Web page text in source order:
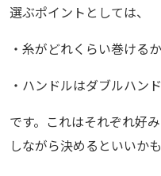
選ぶポイントとしては、
・糸がどれくらい巻けるか
・ハンドルはダブルハン
です。これはそれぞれ好
しながら決めるといいか